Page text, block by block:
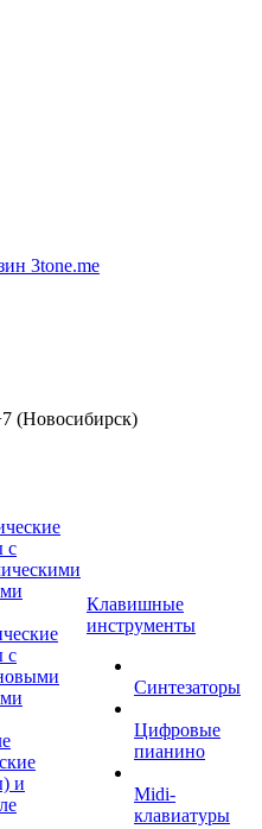
(Новосибирск)
с
с
и
Клавишные
инструменты
Синтезаторы
Цифровые
пианино
Midi-
клавиатуры